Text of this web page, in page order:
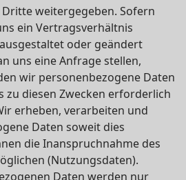
weitergegeben. Sofern
ein Vertragsverhältnis
oder geändert
uns eine Anfrage stellen,
wir personenbezogene Daten
zu diesen Zwecken erforderlich
erheben, verarbeiten und
Daten soweit dies
die Inanspruchnahme des
(Nutzungsdaten).
Daten werden nur